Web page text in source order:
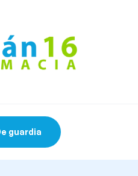
guardia